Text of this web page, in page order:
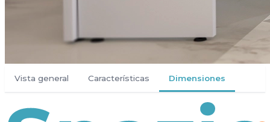
Vista general Características Dimensiones